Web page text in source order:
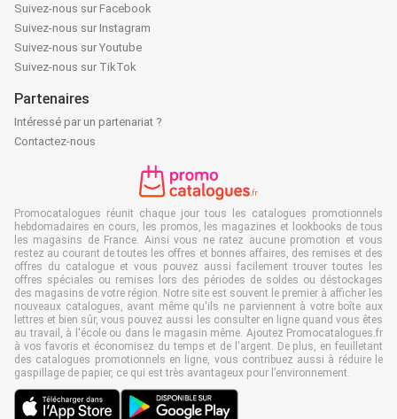
Suivez-nous sur Facebook
Suivez-nous sur Instagram
Suivez-nous sur Youtube
Suivez-nous sur TikTok
Partenaires
Intéressé par un partenariat ?
Contactez-nous
Promocatalogues réunit chaque jour tous les catalogues promotionnels
hebdomadaires en cours, les promos, les magazines et lookbooks de tous
les magasins de France. Ainsi vous ne ratez aucune promotion et vous
restez au courant de toutes les offres et bonnes affaires, des remises et des
offres du catalogue et vous pouvez aussi facilement trouver toutes les
offres spéciales ou remises lors des périodes de soldes ou déstockages
des magasins de votre région. Notre site est souvent le premier à afficher les
nouveaux catalogues, avant même qu'ils ne parviennent à votre boîte aux
lettres et bien sûr, vous pouvez aussi les consulter en ligne quand vous êtes
au travail, à l'école ou dans le magasin même. Ajoutez Promocatalogues.fr
à vos favoris et économisez du temps et de l'argent. De plus, en feuilletant
des catalogues promotionnels en ligne, vous contribuez aussi à réduire le
gaspillage de papier, ce qui est très avantageux pour l’environnement.